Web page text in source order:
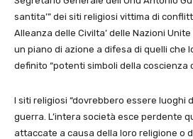
santita’” dei siti religiosi vittima di
Alleanza delle Civilta’ delle Nazioni
un piano di azione a difesa di quelli che
definito “potenti simboli della coscienza
I siti religiosi “dovrebbero essere luoghi
guerra. L’intera società esce perdente
attaccate a causa della loro religione o